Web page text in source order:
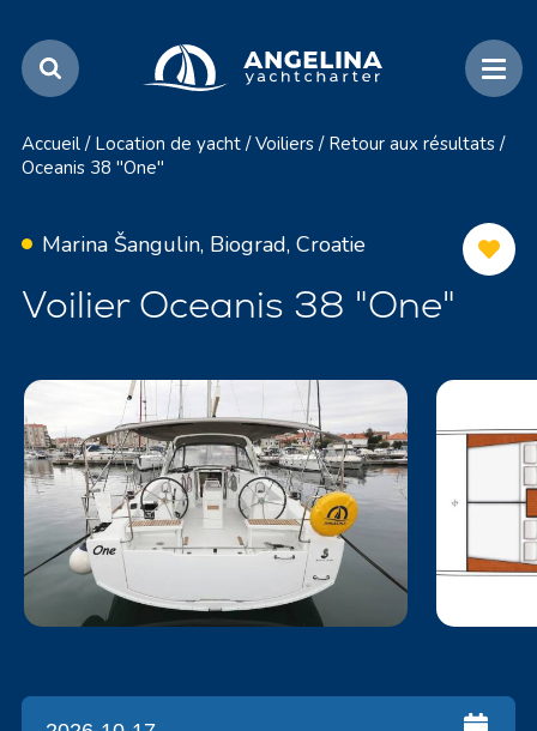
Accueil / Location de yacht / Voiliers / Retour aux résultats /
Oceanis 38 "One"
Marina Šangulin, Biograd, Croatie
Voilier Oceanis 38 "One"